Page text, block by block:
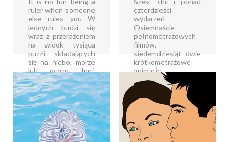
ruler when someone
else rules you W
jednych budzi się
wraz z przerażeniem
na widok tysiąca
puzzli składających
się na niebo, morze
lub ocean Inni,
doświadczając jej,
kartkują z prędkością
światła zawierające
opisy [...]
Czytaj dalej...
czterdzieści
wydarzeń
Osiemnaście
pełnometrażowych
filmów,
siedemdziesiąt dwie
krótkometrażowe
animacje,
sześćdziesiąt
dziewięć
wideoklipów oraz
trzydzieści trzy gry
wideo Tak wyglądał
Ars Independent
Festival [...]